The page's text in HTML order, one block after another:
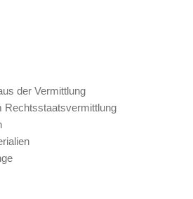
der Vermittlung
Rechtsstaatsvermittlung